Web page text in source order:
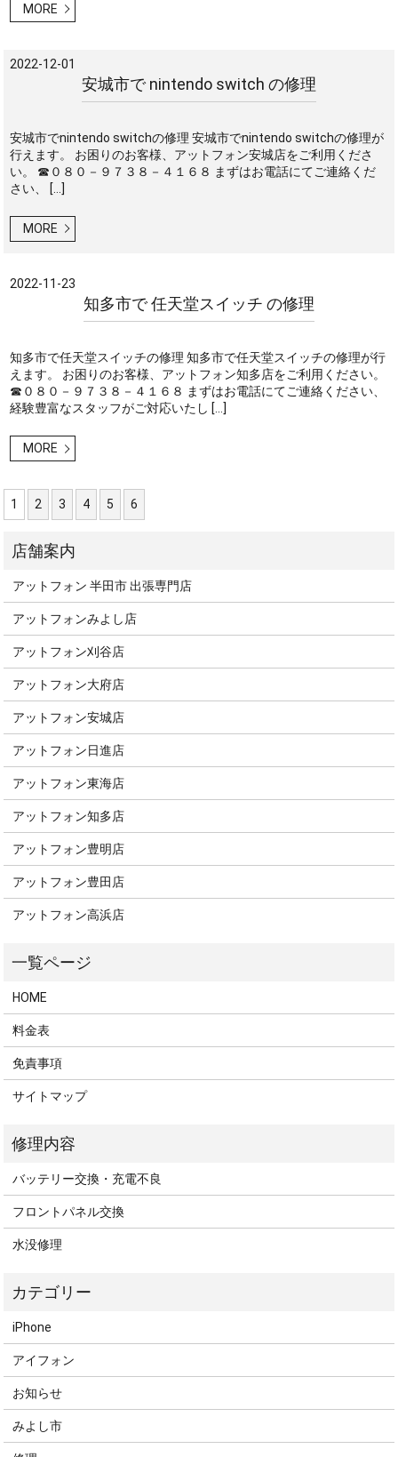
MORE
2022-12-01
安城市で nintendo switch の修理
安城市でnintendo switchの修理 安城市でnintendo switchの修理が
行えます。 お困りのお客様、アットフォン安城店をご利用くださ
い。 ☎０８０－９７３８－４１６８ まずはお電話にてご連絡くだ
さい、 […]
MORE
2022-11-23
知多市で 任天堂スイッチ の修理
知多市で任天堂スイッチの修理 知多市で任天堂スイッチの修理が行
えます。 お困りのお客様、アットフォン知多店をご利用ください。
☎０８０－９７３８－４１６８ まずはお電話にてご連絡ください、
経験豊富なスタッフがご対応いたし […]
MORE
1 2 3 4 5 6
アットフォン 半田市 出張専門店
アットフォンみよし店
アットフォン刈谷店
アットフォン大府店
アットフォン安城店
アットフォン日進店
アットフォン東海店
アットフォン知多店
アットフォン豊明店
アットフォン豊田店
アットフォン高浜店
HOME
料金表
免責事項
サイトマップ
バッテリー交換・充電不良
フロントパネル交換
水没修理
iPhone
アイフォン
お知らせ
みよし市